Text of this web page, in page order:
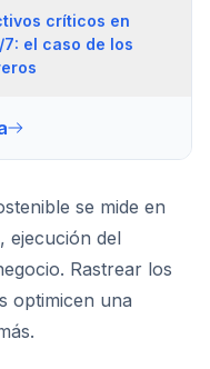
críticos en
el caso de los
se mide en
ejecución del
Rastrear los
optimicen una